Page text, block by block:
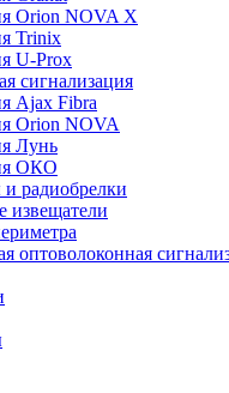
Orion NOVA X
Trinix
U-Prox
сигнализация
Ajax Fibra
Orion NOVA
Лунь
ОКО
радиобрелки
извещатели
оптоволоконная